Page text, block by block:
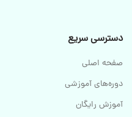
دسترسی سریع
صفحه اصلی
دوره‌های آموزشی
آموزش رایگان